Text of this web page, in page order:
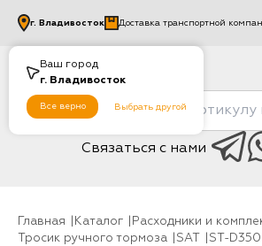
Ваш город
г. Владивосток
Все верно Выбрать другой
г. Владивосток Доставка транспортной
Связаться с нами
Главная Каталог Расходники и
Тросик ручного тормоза
SAT ST-